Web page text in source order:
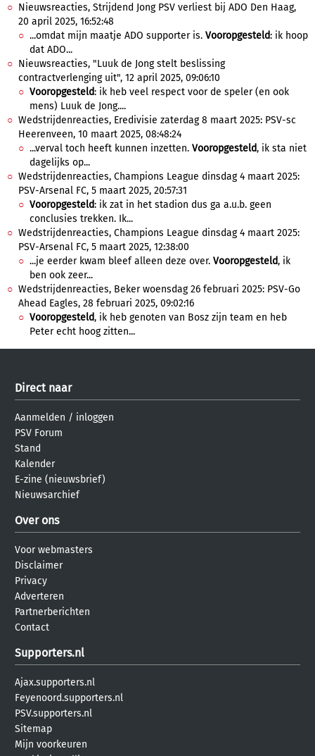
Nieuwsreacties, Strijdend Jong PSV verliest bij ADO Den Haag,
20 april 2025, 16:52:48
...omdat mijn maatje ADO supporter is. Vooropgesteld: ik hoop
dat ADO...
Nieuwsreacties, "Luuk de Jong stelt beslissing
contractverlenging uit", 12 april 2025, 09:06:10
Vooropgesteld: ik heb veel respect voor de speler (en ook
mens) Luuk de Jong....
Wedstrijdenreacties, Eredivisie zaterdag 8 maart 2025: PSV-sc
Heerenveen, 10 maart 2025, 08:48:24
...verval toch heeft kunnen inzetten. Vooropgesteld, ik sta niet
dagelijks op...
Wedstrijdenreacties, Champions League dinsdag 4 maart 2025:
PSV-Arsenal FC, 5 maart 2025, 20:57:31
Vooropgesteld: ik zat in het stadion dus ga a.u.b. geen
conclusies trekken. Ik...
Wedstrijdenreacties, Champions League dinsdag 4 maart 2025:
PSV-Arsenal FC, 5 maart 2025, 12:38:00
...je eerder kwam bleef alleen deze over. Vooropgesteld, ik
ben ook zeer...
Wedstrijdenreacties, Beker woensdag 26 februari 2025: PSV-Go
Ahead Eagles, 28 februari 2025, 09:02:16
Vooropgesteld, ik heb genoten van Bosz zijn team en heb
Peter echt hoog zitten...
Direct naar
Aanmelden / inloggen
PSV Forum
Stand
Kalender
E-zine (nieuwsbrief)
Nieuwsarchief
Over ons
Voor webmasters
Disclaimer
Privacy
Adverteren
Partnerberichten
Contact
Supporters.nl
Ajax.supporters.nl
Feyenoord.supporters.nl
PSV.supporters.nl
Sitemap
Mijn voorkeuren